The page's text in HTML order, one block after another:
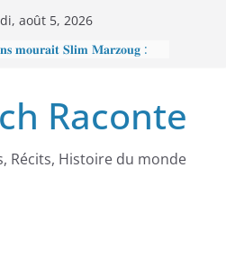
août 5, 2026
𝐦𝐨𝐮𝐫𝐚𝐢𝐭 𝐒𝐥𝐢𝐦 𝐌𝐚𝐫𝐳𝐨𝐮𝐠 :
𝐒𝐚𝐦𝐛𝐚, 𝐥𝐞 𝐛𝐚̂𝐭𝐢𝐬𝐬𝐞𝐮𝐫 𝐝’𝐞́𝐜𝐨𝐥𝐞𝐬
𝐚̀ 𝐑𝐞𝐛𝐞𝐜𝐜𝐚 𝐄𝐧𝐨𝐧𝐜𝐡𝐨𝐧𝐠
– 𝐋𝐞 𝐩𝐫𝐞𝐦𝐢𝐞𝐫 𝐨𝐫𝐝𝐢𝐧𝐚𝐭𝐞𝐮𝐫
Raconte
Récits, Histoire du monde